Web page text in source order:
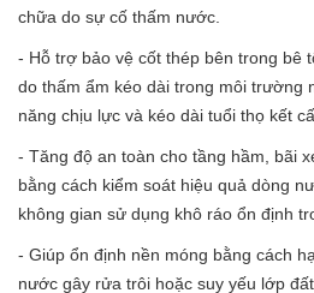
chữa do sự cố thấm nước.
- Hỗ trợ bảo vệ cốt thép bên trong bê
do thấm ẩm kéo dài trong môi trường
năng chịu lực và kéo dài tuổi thọ kết
- Tăng độ an toàn cho tầng hầm, bãi
bằng cách kiểm soát hiệu quả dòng
không gian sử dụng khô ráo ổn định
- Giúp ổn định nền móng bằng cách
nước gây rửa trôi hoặc suy yếu lớp